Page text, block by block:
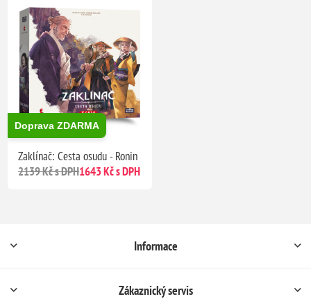
Doprava ZDARMA
Zaklínač: Cesta osudu - Ronin
2139 Kč s DPH1643 Kč s DPH
Informace
Zákaznický servis